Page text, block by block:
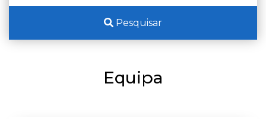
Pesquisar
Equipa